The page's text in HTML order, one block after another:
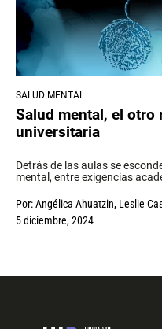
SALUD MENTAL
Salud mental, el otro
universitaria
Detrás de las aulas se
mental, entre exigencias
Por:Angélica Ahuatzin, Leslie
5 diciembre, 2024